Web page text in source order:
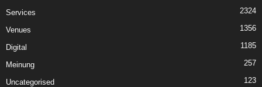
Services 2324
Venues 1356
Digital 1185
Meinung 257
Uncategorised 123